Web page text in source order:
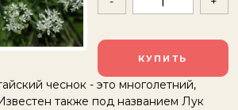
КУПИТЬ
чеснок - это многолетний,
также под названием Лук